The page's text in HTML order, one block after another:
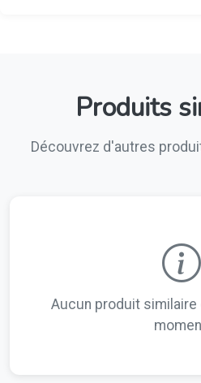
Produits
Découvrez d'autres
Aucun produit